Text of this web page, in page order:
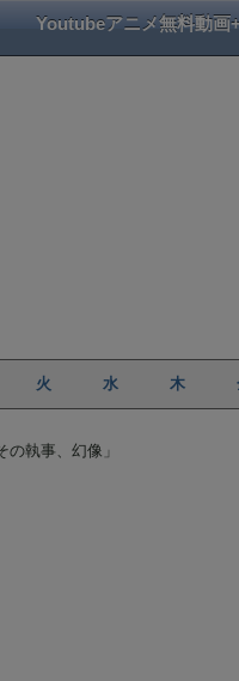
Youtubeアニメ無料動画
火 水 木
の執事、幻像」